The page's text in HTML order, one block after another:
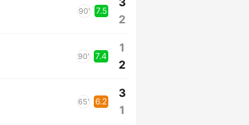
90' 7.5
2
90' 7.4
1
2
65' 6.2
3
1